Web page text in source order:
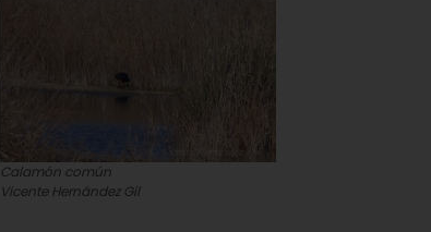
Calamón común
Vicente Hernández Gil